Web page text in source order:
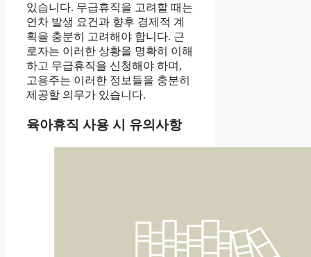
있습니다. 무급휴직을 고려할 때는
연차 발생 요건과 향후 경제적 계
획을 충분히 고려해야 합니다. 근
로자는 이러한 상황을 명확히 이해
하고 무급휴직을 신청해야 하며,
고용주는 이러한 정보들을 충분히
제공할 의무가 있습니다.
육아휴직 사용 시 유의사항